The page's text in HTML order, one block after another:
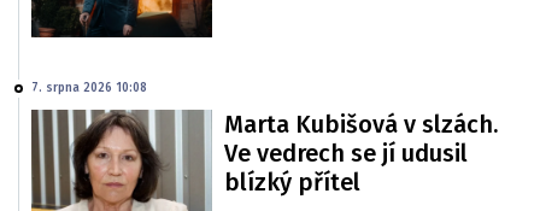
7. srpna 2026 10:08
Marta Kubišová v slzách.
Ve vedrech se jí udusil
blízký přítel